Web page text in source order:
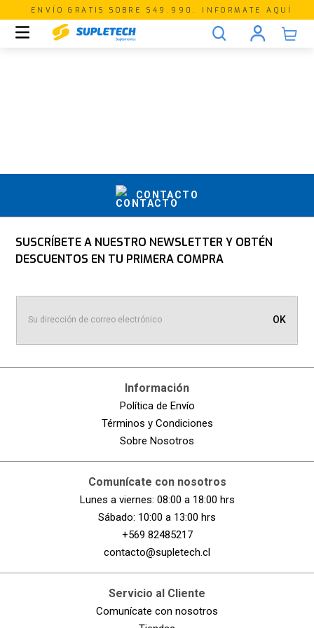
ENVÍO GRATIS SOBRE $49.990. INFORMATE AQUÍ
CONTACTO
SUSCRÍBETE A NUESTRO NEWSLETTER Y OBTÉN
DESCUENTOS EN TU PRIMERA COMPRA
OK
Información
Política de Envío
Términos y Condiciones
Sobre Nosotros
Comunícate con nosotros
Lunes a viernes: 08:00 a 18:00 hrs
Sábado: 10:00 a 13:00 hrs
+569 82485217
contacto@supletech.cl
Servicio al Cliente
Comunícate con nosotros